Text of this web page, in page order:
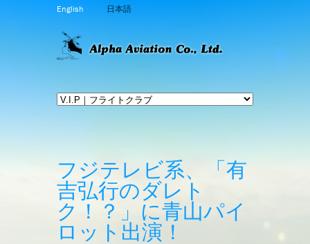
English 日本語
フジテレビ系、「有
吉弘行のダレト
ク！？」に青山パイ
ロット出演！